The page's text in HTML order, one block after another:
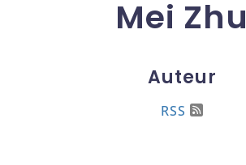
Mei Zhu
Auteur
RSS